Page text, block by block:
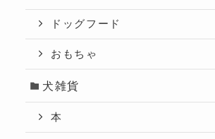
ドッグフード
おもちゃ
犬雑貨
本